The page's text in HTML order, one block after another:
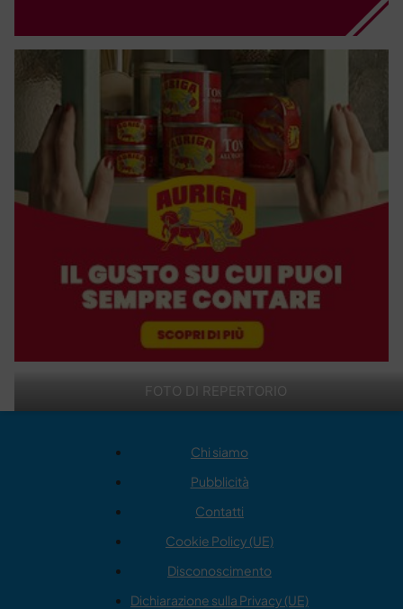
FOTO DI REPERTORIO
Chi siamo
Pubblicità
Contatti
Cookie Policy (UE)
Disconoscimento
Dichiarazione sulla Privacy (UE)